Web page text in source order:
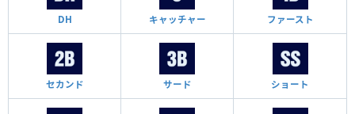
DH キャッチャー ファースト
セカンド サード ショート